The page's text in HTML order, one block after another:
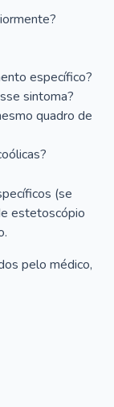
específico?
sintoma?
quadro de
(se
estetoscópio
pelo médico,